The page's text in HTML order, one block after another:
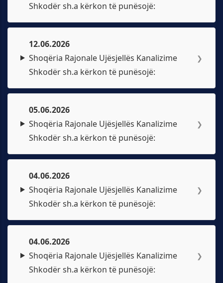
Shkodër sh.a kërkon të punësojë:
12.06.2026
Shoqëria Rajonale Ujësjellës Kanalizime
Shkodër sh.a kërkon të punësojë:
❯
05.06.2026
Shoqëria Rajonale Ujësjellës Kanalizime
Shkodër sh.a kërkon të punësojë:
❯
04.06.2026
Shoqëria Rajonale Ujësjellës Kanalizime
Shkodër sh.a kërkon të punësojë:
❯
04.06.2026
Shoqëria Rajonale Ujësjellës Kanalizime
Shkodër sh.a kërkon të punësojë:
❯